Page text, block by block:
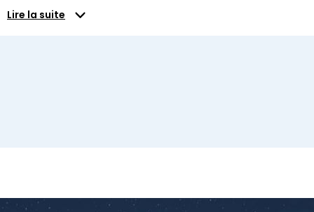
Lire la suite